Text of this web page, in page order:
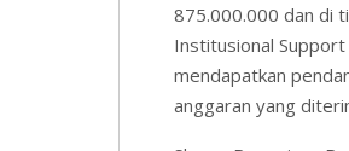
875.000.000 dan di
Institusional Support
mendapatkan
anggaran yang